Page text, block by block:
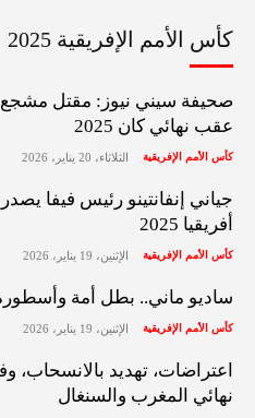
كأس الأمم الإفريقية 2025
صحيفة سيني نيوز: مقتل
عقب نهائي كان 2025
كأس الأمم الإفريقية الثلاثاء، 20 يناير، 2026
جياني إنفانتينو رئيس فيفا
أفريقيا 2025
كأس الأمم الإفريقية الإثنين، 19 يناير، 2026
ساديو ماني.. بطل أمة وأسطورة
كأس الأمم الإفريقية الإثنين، 19 يناير، 2026
اعتراضات، تهديد بالانسحاب،
نهائي المغرب والسنغال